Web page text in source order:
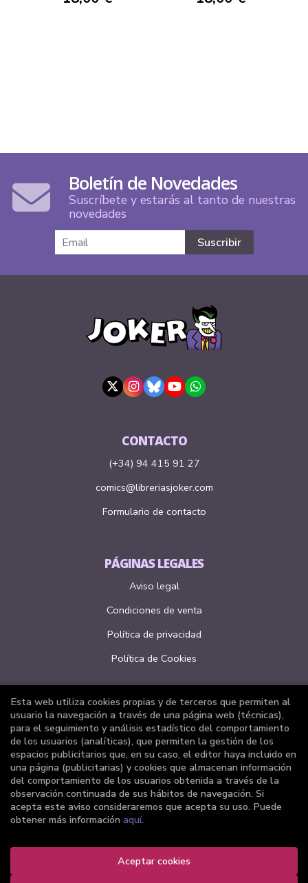
Boletín de Novedades
Suscríbete y estarás al tanto de nuestras
novedades
CONTACTO
(+34) 94 415 91 27
comics@libreriasjoker.com
Formulario de contacto
PÁGINAS LEGALES
Aviso legal
Condiciones de venta
Política de privacidad
Política de Cookies
ATENCIÓN AL CLIENTE
Quiénes somos
Pedidos especiales
Formulario de desistimiento
Librería Joker. Todos los Derechos Reservados |
Esta web utiliza cookies propias y de terceros que permiten al
usuario la navegación a través de una página web (técnicas),
para el seguimiento y análisis estadístico del comportamiento
de los usuarios (analíticas), que permiten la gestión de los
espacios publicitarios que, en su caso, el editor haya incluido en
una página (publicitarias) y cookies que almacenan información
del comportamiento de los usuarios obtenida a través de la
observación continuada de sus hábitos de navegación. Si
acepta este aviso consideraremos que acepta su uso. Puede
obtener más información aquí.
Aceptar cookies